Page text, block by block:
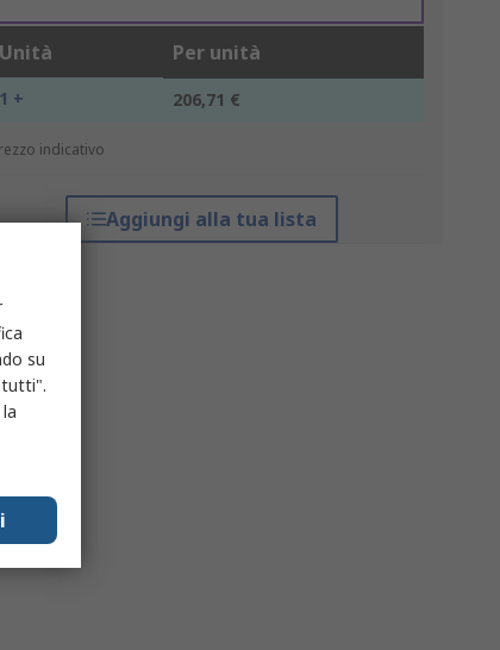
Unità Per unità
1 + 206,71 €
indicativo
Aggiungi alla tua lista
su
tutti".